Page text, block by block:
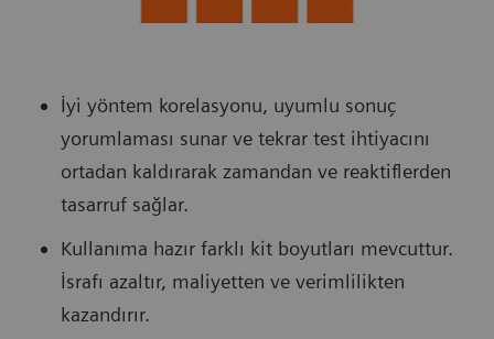
İyi yöntem korelasyonu, uyumlu sonuç
yorumlaması sunar ve tekrar test ihtiyacını
ortadan kaldırarak zamandan ve reaktiflerden
tasarruf sağlar.
Kullanıma hazır farklı kit boyutları mevcuttur.
İsrafı azaltır, maliyetten ve verimlilikten
kazandırır.